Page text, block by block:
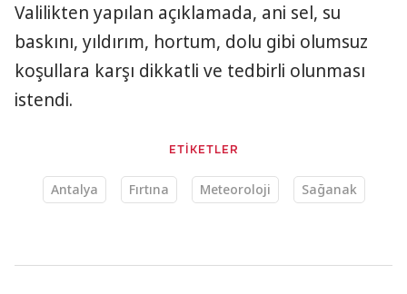
Valilikten yapılan açıklamada, ani sel, su
baskını, yıldırım, hortum, dolu gibi olumsuz
koşullara karşı dikkatli ve tedbirli olunması
istendi.
ETİKETLER
Antalya Fırtına Meteoroloji Sağanak